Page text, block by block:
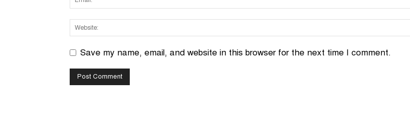
Save my name, email, and website in this browser for the next time I comment.